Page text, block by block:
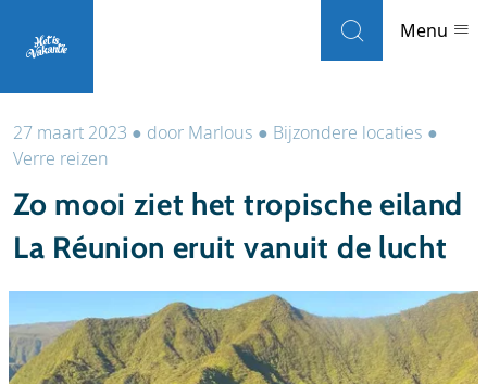
Menu
Landen
Weblogs
Accommodaties
Local guides
Wat wil je doen?
27 maart 2023 ● door Marlous ● Bijzondere locaties ●
Verre reizen
Zo mooi ziet het tropische eiland
La Réunion eruit vanuit de lucht